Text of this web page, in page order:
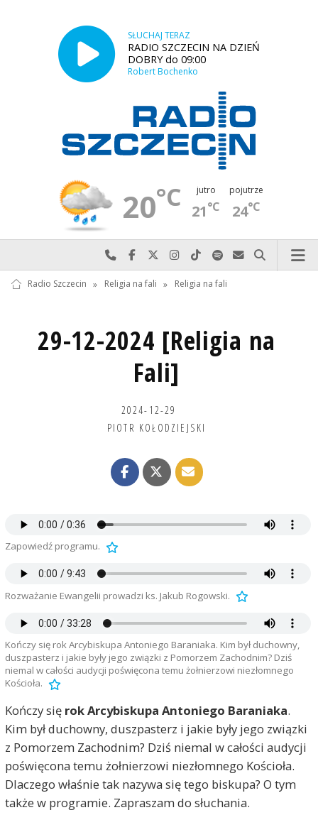
SŁUCHAJ TERAZ
RADIO SZCZECIN NA DZIEŃ
DOBRY do 09:00
Robert Bochenko
20°C jutro
21°C
pojutrze
24°C
Najlepiej po prostu do nas zadzwoń
Odwiedź nas na Facebook-u
Odwiedź nas na X
Odwiedź nas na Instagram-ie
Odwiedź nas na TikTok-u
Szukaj nas na Spotify
Wyślij do nas
Szukaj
Radio Szczecin » Religia na fali » Religia na fali
29-12-2024 [Religia na
Fali]
2024-12-29
PIOTR KOŁODZIEJSKI
Zapowiedź programu.
Rozważanie Ewangelii prowadzi ks. Jakub Rogowski.
Kończy się rok Arcybiskupa Antoniego Baraniaka. Kim był duchowny,
duszpasterz i jakie były jego związki z Pomorzem Zachodnim? Dziś
niemal w całości audycji poświęcona temu żołnierzowi niezłomnego
Kościoła.
Kończy się rok Arcybiskupa Antoniego Baraniaka.
Kim był duchowny, duszpasterz i jakie były jego związki
z Pomorzem Zachodnim? Dziś niemal w całości audycji
poświęcona temu żołnierzowi niezłomnego Kościoła.
Dlaczego właśnie tak nazywa się tego biskupa? O tym
także w programie. Zapraszam do słuchania.